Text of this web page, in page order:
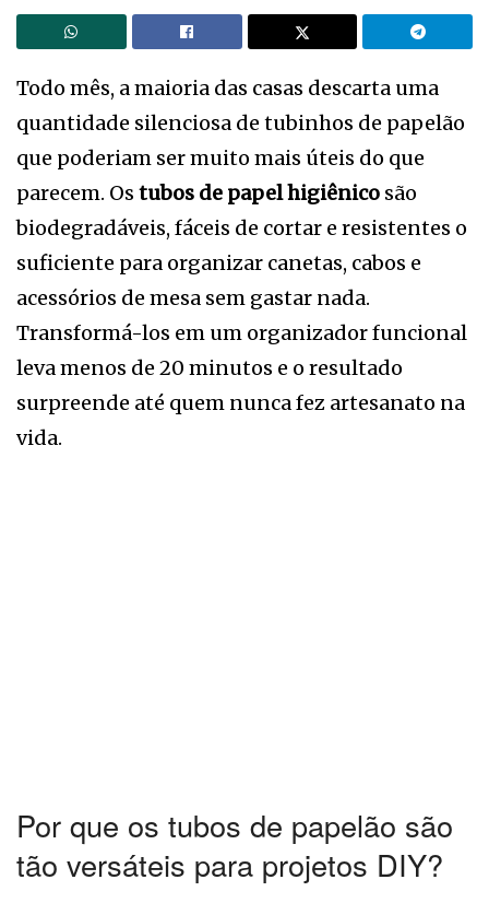
Todo mês, a maioria das casas descarta uma
quantidade silenciosa de tubinhos de papelão
que poderiam ser muito mais úteis do que
parecem. Os tubos de papel higiênico são
biodegradáveis, fáceis de cortar e resistentes o
suficiente para organizar canetas, cabos e
acessórios de mesa sem gastar nada.
Transformá-los em um organizador funcional
leva menos de 20 minutos e o resultado
surpreende até quem nunca fez artesanato na
vida.
Por que os tubos de papelão são
tão versáteis para projetos DIY?